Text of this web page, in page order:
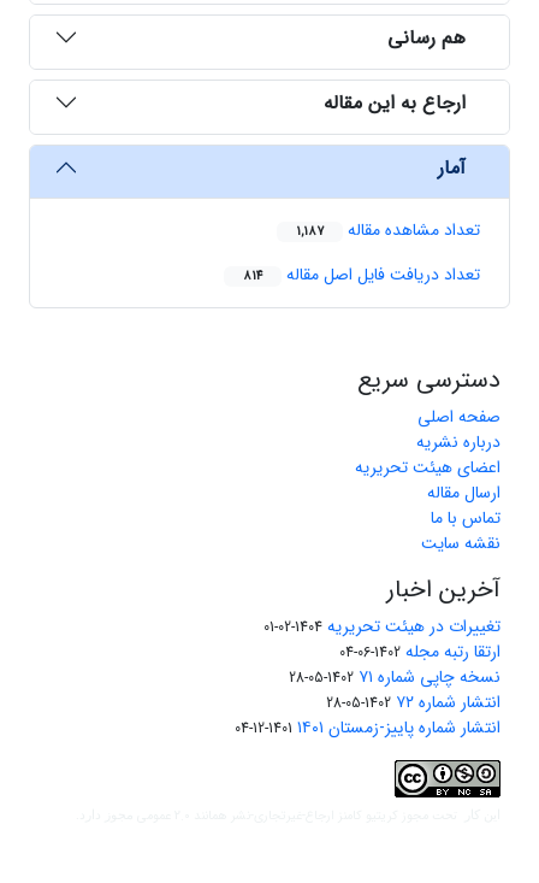
هم رسانی
ارجاع به این مقاله
آمار
تعداد مشاهده مقاله 1,187
تعداد دریافت فایل اصل مقاله 814
دسترسی سریع
صفحه اصلی
درباره نشریه
اعضای هیئت تحریریه
ارسال مقاله
تماس با ما
نقشه سایت
آخرین اخبار
تغییرات در هیئت تحریریه 1404-02-01
ارتقا رتبه مجله 1402-06-04
نسخه چاپی شماره ۷۱ 1402-05-28
انتشار شماره ۷۲ 1402-05-28
انتشار شماره پاییز-زمستان ۱۴۰۱ 1401-12-04